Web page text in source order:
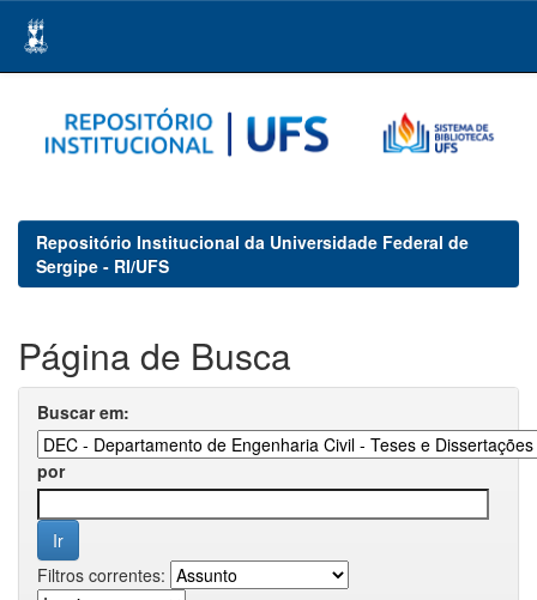
navigation
Repositório Institucional da Universidade Federal de
Sergipe - RI/UFS
Página de Busca
Buscar em:
por
Filtros correntes: